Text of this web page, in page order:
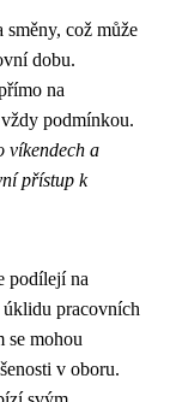
směny, což může
dobu.
na
podmínkou.
víkendech a
přístup k
podílejí na
pracovních
se mohou
v oboru.